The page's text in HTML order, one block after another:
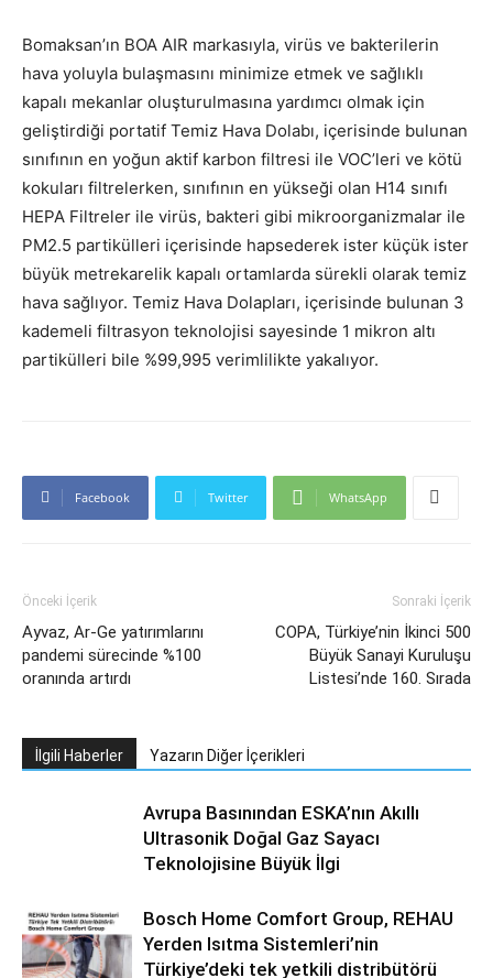
Bomaksan’ın BOA AIR markasıyla, virüs ve bakterilerin
hava yoluyla bulaşmasını minimize etmek ve sağlıklı
kapalı mekanlar oluşturulmasına yardımcı olmak için
geliştirdiği portatif Temiz Hava Dolabı, içerisinde bulunan
sınıfının en yoğun aktif karbon filtresi ile VOC’leri ve kötü
kokuları filtrelerken, sınıfının en yükseği olan H14 sınıfı
HEPA Filtreler ile virüs, bakteri gibi mikroorganizmalar ile
PM2.5 partikülleri içerisinde hapsederek ister küçük ister
büyük metrekarelik kapalı ortamlarda sürekli olarak temiz
hava sağlıyor. Temiz Hava Dolapları, içerisinde bulunan 3
kademeli filtrasyon teknolojisi sayesinde 1 mikron altı
partikülleri bile %99,995 verimlilikte yakalıyor.
Facebook Twitter WhatsApp
Önceki İçerik
Ayvaz, Ar-Ge yatırımlarını
pandemi sürecinde %100
oranında artırdı
Sonraki İçerik
COPA, Türkiye’nin İkinci 500
Büyük Sanayi Kuruluşu
Listesi’nde 160. Sırada
İlgili Haberler Yazarın Diğer İçerikleri
Avrupa Basınından ESKA’nın Akıllı
Ultrasonik Doğal Gaz Sayacı
Teknolojisine Büyük İlgi
Bosch Home Comfort Group, REHAU
Yerden Isıtma Sistemleri’nin
Türkiye’deki tek yetkili distribütörü